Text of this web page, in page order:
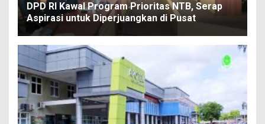
DPD RI Kawal Program Prioritas NTB, Serap
Aspirasi untuk Diperjuangkan di Pusat